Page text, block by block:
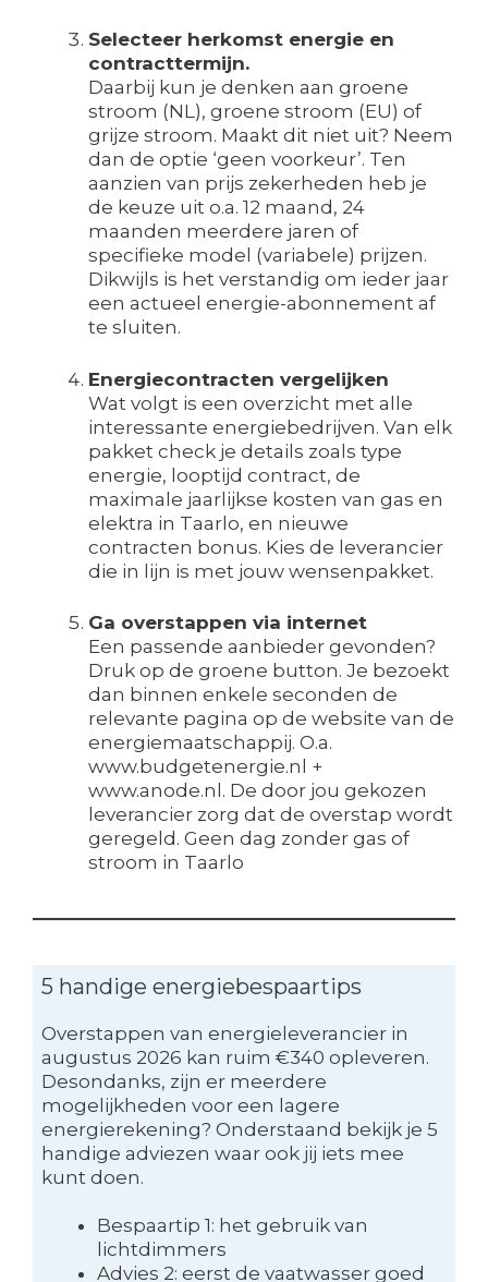
Selecteer herkomst energie en
contracttermijn.
Daarbij kun je denken aan groene
stroom (NL), groene stroom (EU) of
grijze stroom. Maakt dit niet uit? Neem
dan de optie ‘geen voorkeur’. Ten
aanzien van prijs zekerheden heb je
de keuze uit o.a. 12 maand, 24
maanden meerdere jaren of
specifieke model (variabele) prijzen.
Dikwijls is het verstandig om ieder jaar
een actueel energie-abonnement af
te sluiten.
Energiecontracten vergelijken
Wat volgt is een overzicht met alle
interessante energiebedrijven. Van elk
pakket check je details zoals type
energie, looptijd contract, de
maximale jaarlijkse kosten van gas en
elektra in Taarlo, en nieuwe
contracten bonus. Kies de leverancier
die in lijn is met jouw wensenpakket.
Ga overstappen via internet
Een passende aanbieder gevonden?
Druk op de groene button. Je bezoekt
dan binnen enkele seconden de
relevante pagina op de website van de
energiemaatschappij. O.a.
www.budgetenergie.nl +
www.anode.nl. De door jou gekozen
leverancier zorg dat de overstap wordt
geregeld. Geen dag zonder gas of
stroom in Taarlo
5 handige energiebespaartips
Overstappen van energieleverancier in
augustus 2026 kan ruim €340 opleveren.
Desondanks, zijn er meerdere
mogelijkheden voor een lagere
energierekening? Onderstaand bekijk je 5
handige adviezen waar ook jij iets mee
kunt doen.
Bespaartip 1: het gebruik van
lichtdimmers
Advies 2: eerst de vaatwasser goed